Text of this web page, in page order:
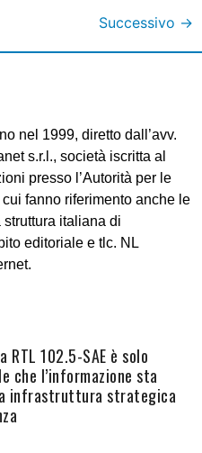
Successivo →
nel 1999, diretto dall’avv.
s.r.l., società iscritta al
presso l’Autorità per le
fanno riferimento anche le
italiana di
editoriale e tlc. NL
RTL 102.5-SAE è solo
che l’informazione sta
infrastruttura strategica